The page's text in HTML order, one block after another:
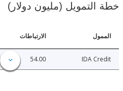
(مليون دولار)
الارتباطات
IDA